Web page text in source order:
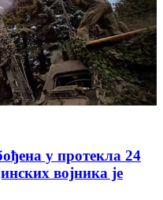
у протекла 24
војника је